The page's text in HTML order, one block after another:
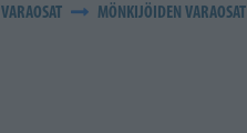
VARAOSAT MÖNKIJÖIDEN VARAOSAT